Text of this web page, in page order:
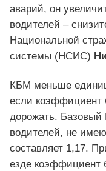
аварий, он
водителей –
Национальной
системы (НСИС)
КБМ меньше
если
дорожать. Базовый
водителей, не
составляет 1,17.
езде коэффициент